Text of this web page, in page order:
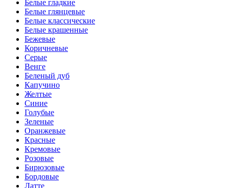
Белые гладкие
Белые глянцевые
Белые классические
Белые крашенные
Бежевые
Коричневые
Серые
Венге
Беленый дуб
Капучино
Желтые
Синие
Голубые
Зеленые
Оранжевые
Красные
Кремовые
Розовые
Бирюзовые
Бордовые
Латте